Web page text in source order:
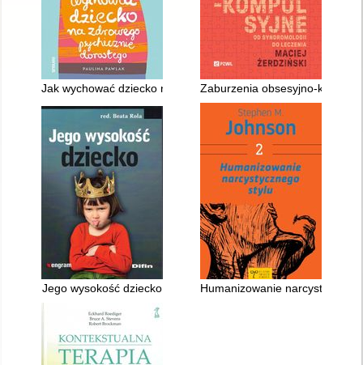
Jak wychować dziecko na zdrowego psychicznie dorosłego :
Zaburzenia obsesyjno-
Jego wysokość dziecko Humanizowanie